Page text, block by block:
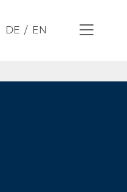
DE EN